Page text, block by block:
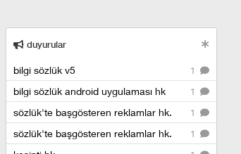
duyurular
1
bilgi sözlük v5
1
bilgi sözlük android uygulaması hk
1
sözlük'te başgösteren reklamlar hk.
1
sözlük'te başgösteren reklamlar hk.